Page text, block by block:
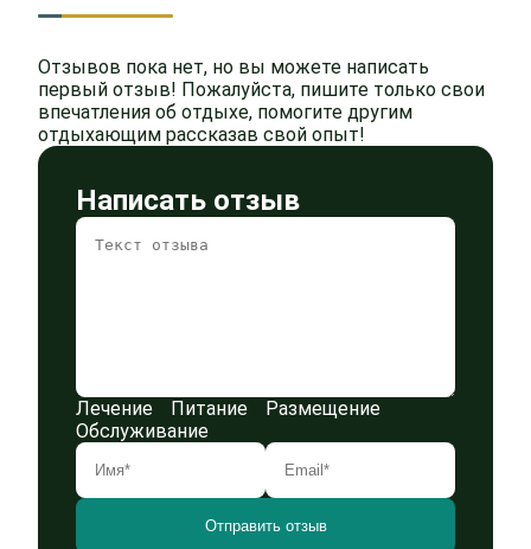
Отзывов пока нет, но вы можете написать
первый отзыв! Пожалуйста, пишите только свои
впечатления об отдыхе, помогите другим
отдыхающим рассказав свой опыт!
Написать отзыв
Лечение Питание
Размещение
Обслуживание